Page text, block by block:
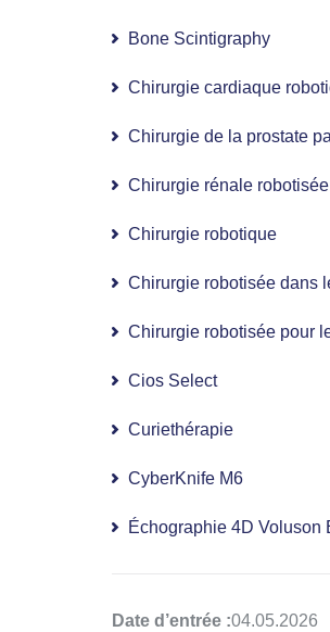
Bone Scintigraphy
Chirurgie cardiaque
Chirurgie de la prostate
Chirurgie rénale robotisée
Chirurgie robotique
Chirurgie robotisée dans
Chirurgie robotisée pour
Cios Select
Curiethérapie
CyberKnife M6
Échographie 4D Voluson
Date d’entrée :04.05.2026